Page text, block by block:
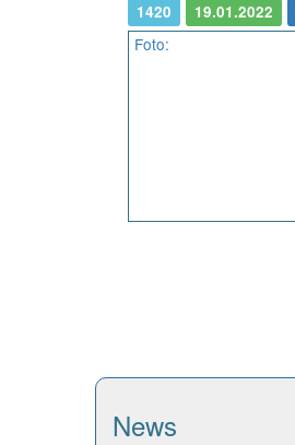
1420 19.01.2022
Foto:
News